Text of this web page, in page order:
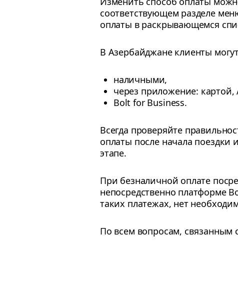
соответствующем разделе
оплаты в раскрывающемся
В Азербайджане клиенты
наличными,
через приложение: картой,
Bolt for Business.
Всегда проверяйте
оплаты после начала поездки
этапе.
При безналичной оплате
непосредственно платформе
таких платежах, нет
По всем вопросам, связанным